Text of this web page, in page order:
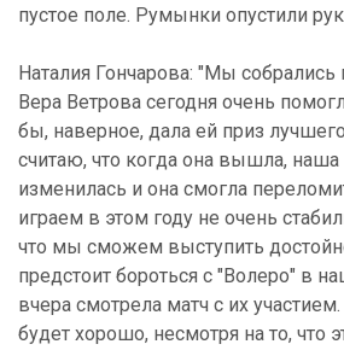
пустое поле. Румынки опустили
Наталия Гончарова: "Мы собрались
Вера Ветрова сегодня очень
бы, наверное, дала ей приз
считаю, что когда она вышла, наша
изменилась и она смогла
играем в этом году не очень
что мы сможем выступить
предстоит бороться с "Волеро" в
вчера смотрела матч с их
будет хорошо, несмотря на то, что